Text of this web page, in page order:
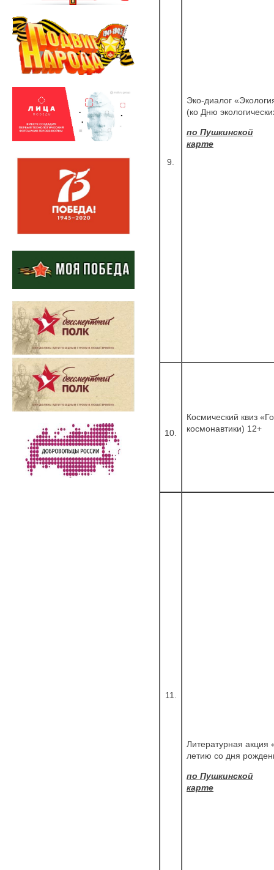
9.
Эко-диалог
(ко Дню
по Пушкинской
карте
10.
Космический квиз
космонавтики) 12+
11.
Литературная акция
летию со дня
по Пушкинской
карте